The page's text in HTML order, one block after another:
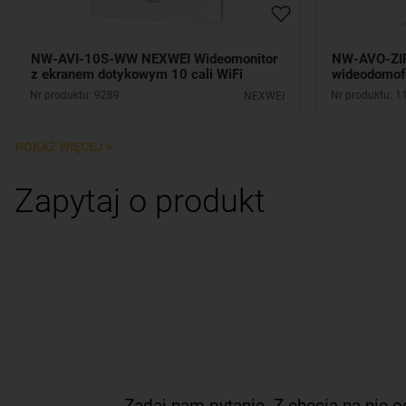
NW-AVI-10S-WW NEXWEI Wideomonitor
z ekranem dotykowym 10 cali WiFi
Nr produktu: 9289 NEXWEI
NW-AVO-
Mifare
Nr produktu:
POKAŻ WIĘCEJ >
Zapytaj o produkt